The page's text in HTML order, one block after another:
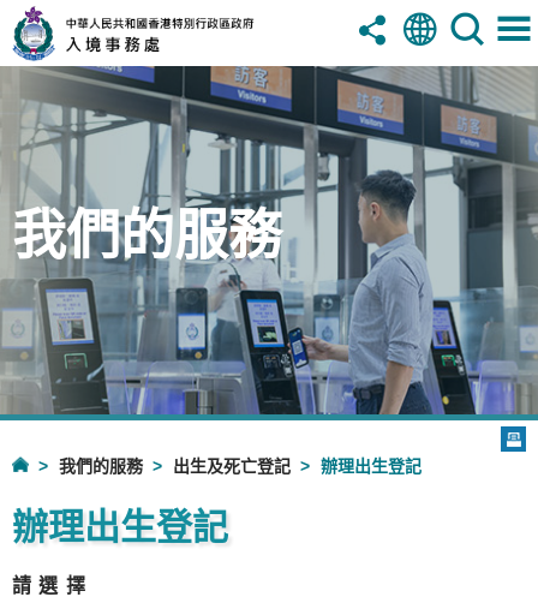
我們的服務
我們的服務 出生及死亡登記 辦理出生登記
辦理出生登記
請選擇